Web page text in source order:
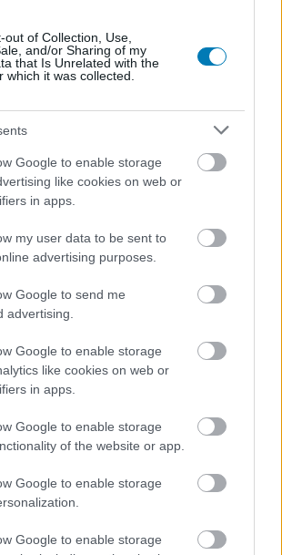
out of Collection, Use,
and/or Sharing of my
that Is Unrelated with the
which it was collected.
Google to enable storage
like cookies on web or
in apps.
my user data to be sent to
advertising purposes.
Google to send me
advertising.
Google to enable storage
like cookies on web or
in apps.
Google to enable storage
of the website or app.
Google to enable storage
Google to enable storage
meri végig ilyen bátran tolni ezt a
amikor megteszi, rögtön sokkal
szereplők noirba ültetése
cseréltek rajtuk. Robbie
Hardy klubénekes-femme fatale-ként,
verőemberként, Sírkő háborús
figuraként, Ezüstsörény pedig várost
hatalomként kap itt új értelmet. Ez az
attól működik annyira szuperül, hogy
attól, hogy ezek a nevek új szerepet
műfaj szabályai között. Ben Reilly
húzás. A sorozat így el tud szakadni
fiatalos, ismerős terheitől,
a Pókember-mítosz alapvető
Ez sokkal szerencsésebb
a készítők csak egy élőszereplős
egyértelműen természetesebb